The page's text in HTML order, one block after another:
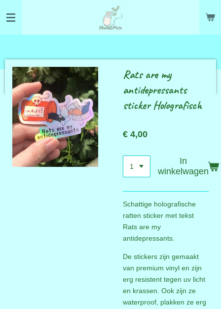
direct
Rats are my
antidepressants
sticker Holografisch
€ 4,00
In
winkelwagen
Schattige holografische
ratten sticker met tekst
Rats are my
antidepressants.
De stickers zijn gemaakt
van premium vinyl en zijn
erg resistent tegen uv licht
en krassen. Ook zijn ze
waterproof, plakken ze erg